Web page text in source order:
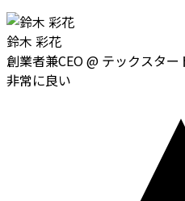
鈴木 彩花
創業者兼CEO@ テックスター
非常に良い